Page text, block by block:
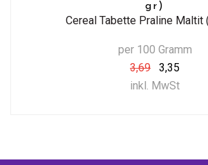
gr)
Cereal Tabette Praline Maltit
per 100 Gramm
3,69
3,35
inkl. MwSt